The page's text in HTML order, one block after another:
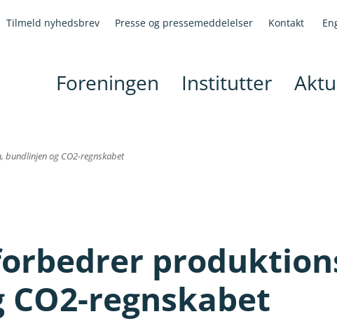
Tilmeld nyhedsbrev Presse og pressemeddelelser Kontakt
Foreningen Institutter
og CO2-regnskabet
regnskabet